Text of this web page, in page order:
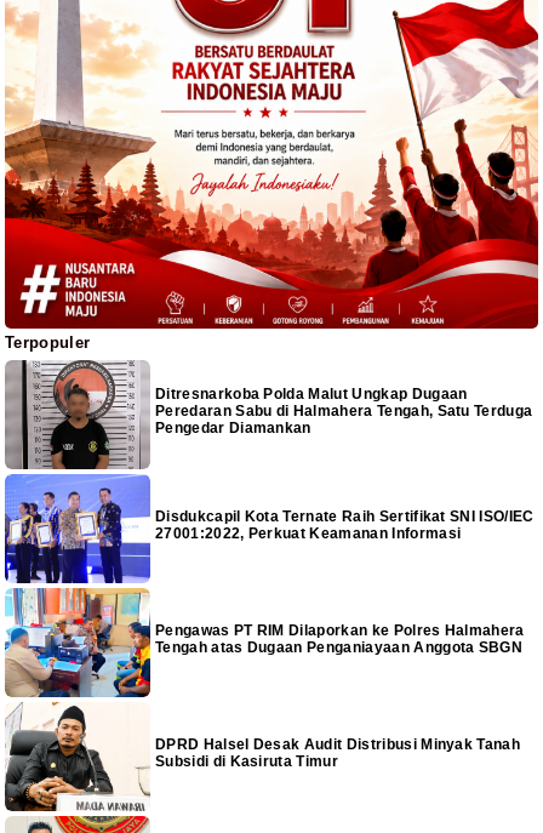
Terpopuler
Ditresnarkoba Polda Malut Ungkap Dugaan
Peredaran Sabu di Halmahera Tengah, Satu Terduga
Pengedar Diamankan
Disdukcapil Kota Ternate Raih Sertifikat SNI ISO/IEC
27001:2022, Perkuat Keamanan Informasi
Pengawas PT RIM Dilaporkan ke Polres Halmahera
Tengah atas Dugaan Penganiayaan Anggota SBGN
DPRD Halsel Desak Audit Distribusi Minyak Tanah
Subsidi di Kasiruta Timur